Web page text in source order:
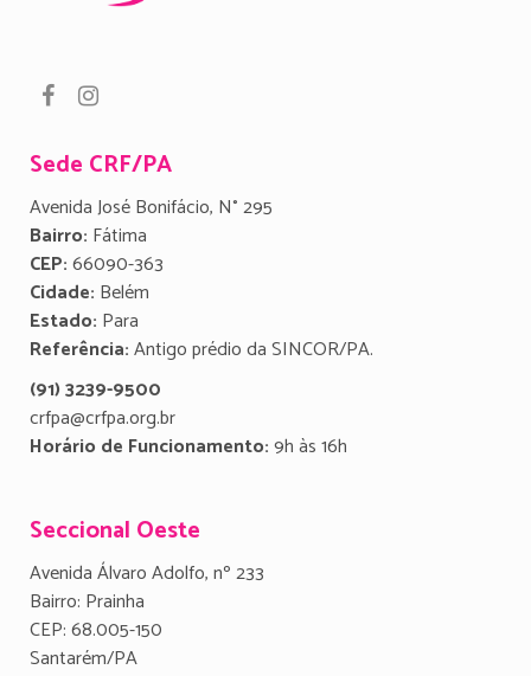
Sede CRF/PA
Avenida José Bonifácio, N° 295
Bairro: Fátima
CEP:66090-363
Cidade: Belém
Estado: Para
Referência:Antigo prédio da SINCOR/PA.
(91) 3239-9500
crfpa@crfpa.org.br
Horário de Funcionamento:9h às 16h
Seccional Oeste
Avenida Álvaro Adolfo, nº 233
Bairro: Prainha
CEP: 68.005-150
Santarém/PA